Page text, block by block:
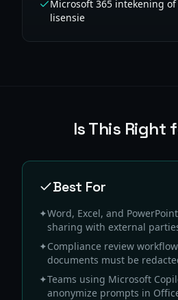
Microsoft 365 intekening
lisensie
Is This Right
Best For
✦Word, Excel, and
sharing with external
✦Compliance review
documents must be
✦Teams using Microsoft
anonymize prompts in